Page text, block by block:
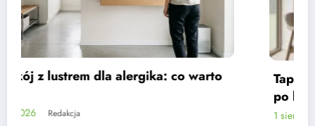
Tapety w jadalni dla rodziny – poradnik krok
1 sierpnia, 2026